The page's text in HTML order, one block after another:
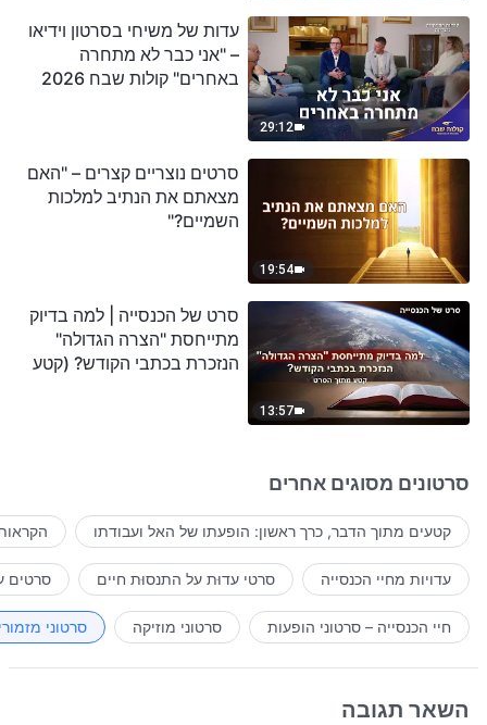
29:12
עדות של משיחי בסרטון וידיאו
– "אני כבר לא מתחרה
באחרים" קולות שבח 2026
19:54
סרטים נוצריים קצרים – "האם
מצאתם את הנתיב למלכות
השמיים?"
13:57
סרט של הכנסייה | למה בדיוק
מתייחסת "הצרה הגדולה"
הנזכרת בכתבי הקודש? (קטע
סרטונים מסוגים אחרים
קטעים מתוך הדבר, כרך ראשון: הופעתו של האל ועבודתו
עדויות מחיי הכנסייה סרטי עדוּת על התנסוּת חיים סרטים
חיי הכנסייה – סרטוני הופעות סרטוני מוזיקה סרטוני
השאר תגובה